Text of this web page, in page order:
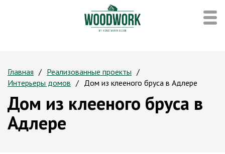
Главная
Реализованные проекты
Интерьеры домов
Дом из клееного бруса в Адлере
Дом из клееного бруса в
Адлере